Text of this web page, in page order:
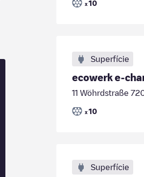
x 10
Superfície
11 Wöhrdstraße
x 10
Superfície